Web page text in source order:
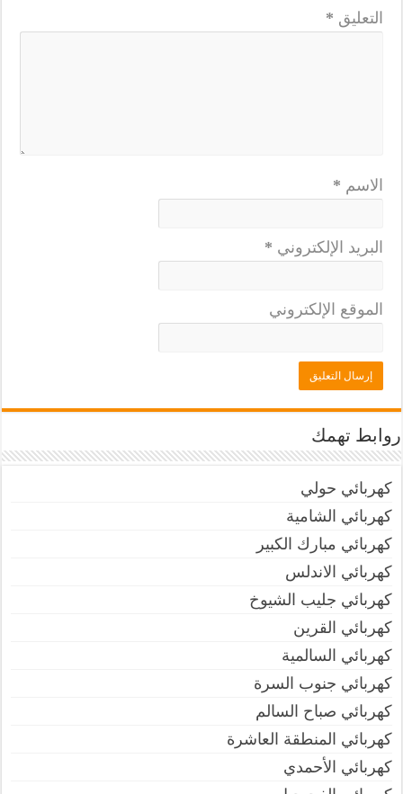
التعليق *
الاسم *
البريد الإلكتروني *
الموقع الإلكتروني
روابط تهمك
كهربائي حولي
كهربائي الشامية
كهربائي مبارك الكبير
كهربائي الاندلس
كهربائي جليب الشيوخ
كهربائي القرين
كهربائي السالمية
كهربائي جنوب السرة
كهربائي صباح السالم
كهربائي المنطقة العاشرة
كهربائي الأحمدي